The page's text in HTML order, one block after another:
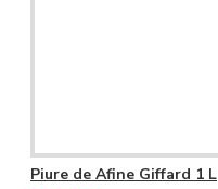
Piure de Afine Giffard 1 L